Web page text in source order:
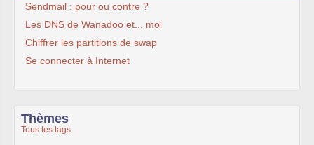
Sendmail : pour ou contre ?
Les DNS de Wanadoo et... moi
Chiffrer les partitions de swap
Se connecter à Internet
Thèmes
Tous les tags